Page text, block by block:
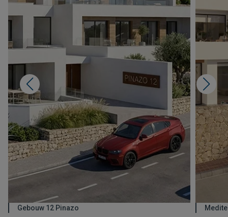
Gebouw 12 Pinazo